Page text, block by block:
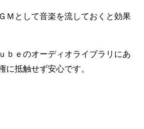
Ｍとして音楽を流しておくと効果
ｂｅのオーディオライブラリにあ
に抵触せず安心です。